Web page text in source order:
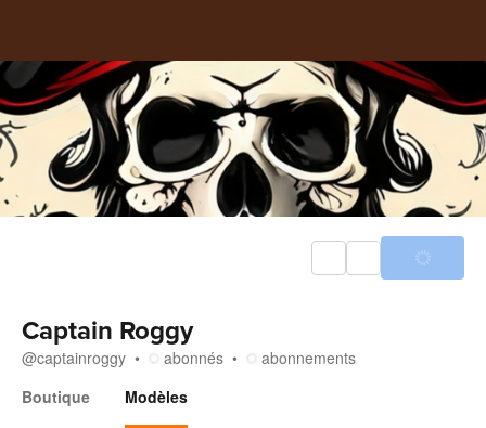
Captain Roggy
@captainroggy abonnés
abonnements
Boutique
Modèles